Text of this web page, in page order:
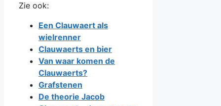
Zie ook:
Een Clauwaert als
wielrenner
Clauwaerts en bier
Van waar komen de
Clauwaerts?
Grafstenen
De theorie Jacob